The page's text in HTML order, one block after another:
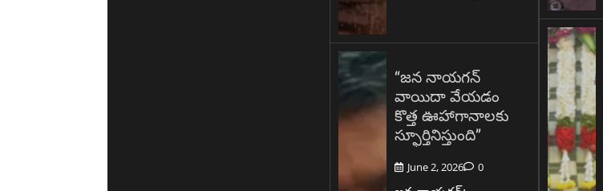
“జన నాయగన్
వాయిదా వేయడం
కొత్త ఊహాగానాలకు
స్ఫూర్తినిస్తుంది”
June 2, 2026 0